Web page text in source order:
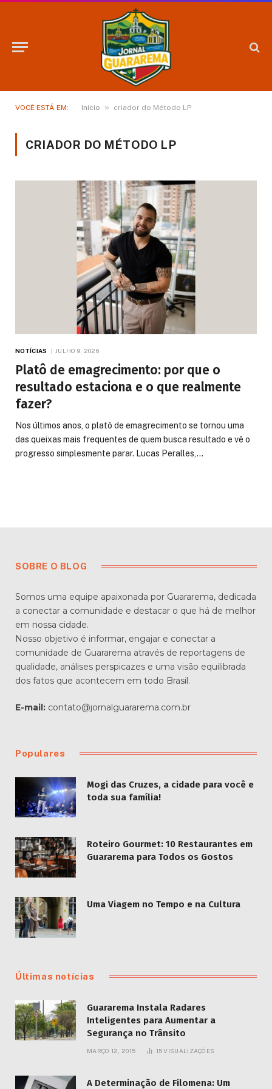
VOCÊ ESTÁ EM: Início » criador do Método LP
CRIADOR DO MÉTODO LP
NOTÍCIAS JULHO 9, 2026
Platô de emagrecimento: por que o
resultado estaciona e o que realmente
fazer?
Nos últimos anos, o platô de emagrecimento se tornou uma
das queixas mais frequentes de quem busca resultado e vê o
progresso simplesmente parar. Lucas Peralles,…
SOBRE O BLOG
Somos uma equipe apaixonada por Guararema, dedicada
a conectar a comunidade e destacar o que há de melhor
em nossa cidade.
Nosso objetivo é informar, engajar e conectar a
comunidade de Guararema através de reportagens de
qualidade, análises perspicazes e uma visão equilibrada
dos fatos que acontecem em todo Brasil.
E-mail: contato@jornalguararema.com.br
Populares
Mogi das Cruzes, a cidade para você e
toda sua família!
Roteiro Gourmet: 10 Restaurantes em
Guararema para Todos os Gostos
Uma Viagem no Tempo e na Cultura
Últimas notícias
Guararema Instala Radares
Inteligentes para Aumentar a
Segurança no Trânsito
MARÇO 12, 2015 15VISUALIZAÇÕES
A Determinação de Filomena: Um